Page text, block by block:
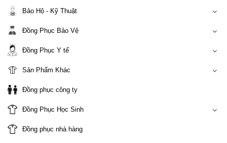
Bảo Hộ - Kỹ Thuật
Đồng Phục Bảo Vệ
Đồng Phục Y tế
Sản Phẩm Khác
Đồng phục công ty
Đồng Phục Học Sinh
Đồng phục nhà hàng